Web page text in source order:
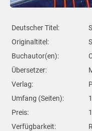
Deutscher Titel:
Originaltitel:
Buchautor(en):
Übersetzer:
Verlag:
Umfang (Seiten):
Preis:
Verfügbarkeit: